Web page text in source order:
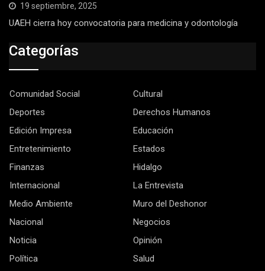
19 septiembre, 2025
UAEH cierra hoy convocatoria para medicina y odontología
Categorías
Comunidad Social
Cultural
Deportes
Derechos Humanos
Edición Impresa
Educación
Entretenimiento
Estados
Finanzas
Hidalgo
Internacional
La Entrevista
Medio Ambiente
Muro del Deshonor
Nacional
Negocios
Noticia
Opinión
Política
Salud